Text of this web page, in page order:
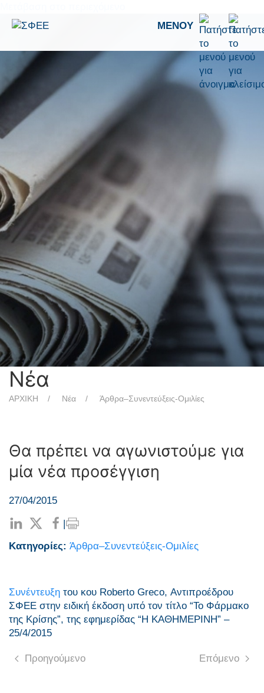
ΜΕΝΟΎ
Νέα
ΑΡΧΙΚΗ Νέα Άρθρα–Συνεντεύξεις-Ομιλίες
Θα πρέπει να αγωνιστούμε για
μία νέα προσέγγιση
27/04/2015
|
Κατηγορίες: Άρθρα–Συνεντεύξεις-Ομιλίες
Συνέντευξη του κου Roberto Greco, Αντιπροέδρου
ΣΦΕΕ στην ειδική έκδοση υπό τον τίτλο “Το Φάρμακο
της Κρίσης”, της εφημερίδας “Η ΚΑΘΗΜΕΡΙΝΗ” –
25/4/2015
Προηγούμενο Επόμενο